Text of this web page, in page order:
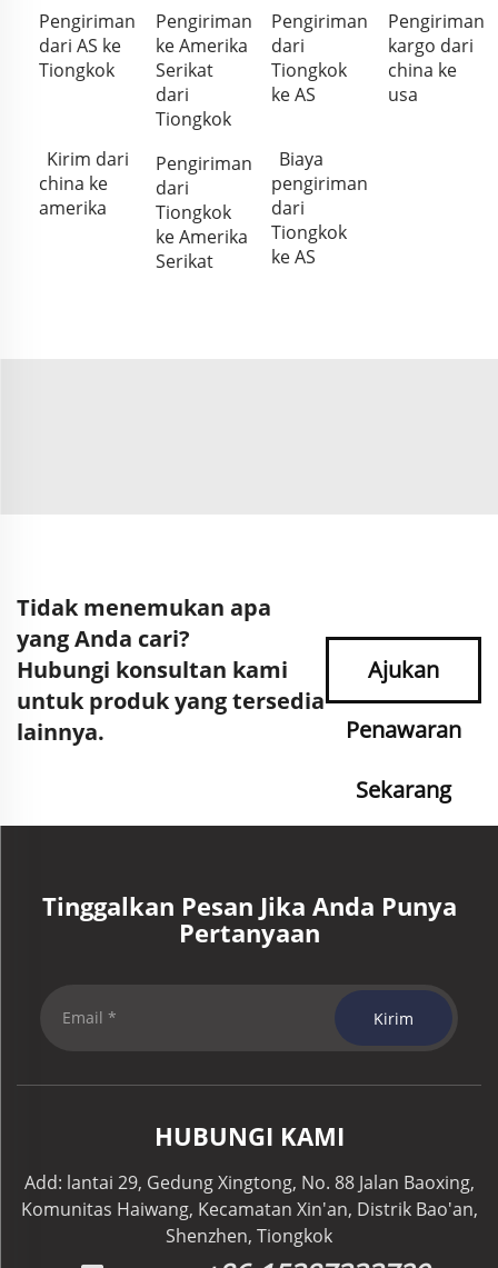
Pengiriman
dari AS ke
Tiongkok
Pengiriman
ke Amerika
Serikat
dari
Tiongkok
Pengiriman
dari
Tiongkok
ke AS
Pengiriman
kargo dari
china ke
usa
Kirim dari
china ke
amerika
Pengiriman
dari
Tiongkok
ke Amerika
Serikat
Biaya
pengiriman
dari
Tiongkok
ke AS
Tidak menemukan apa
yang Anda cari?
Hubungi konsultan kami
untuk produk yang tersedia
lainnya.
Ajukan
Penawaran
Sekarang
Tinggalkan Pesan Jika Anda Punya
Pertanyaan
Kirim
HUBUNGI KAMI
Add: lantai 29, Gedung Xingtong, No. 88 Jalan Baoxing,
Komunitas Haiwang, Kecamatan Xin'an, Distrik Bao'an,
Shenzhen, Tiongkok